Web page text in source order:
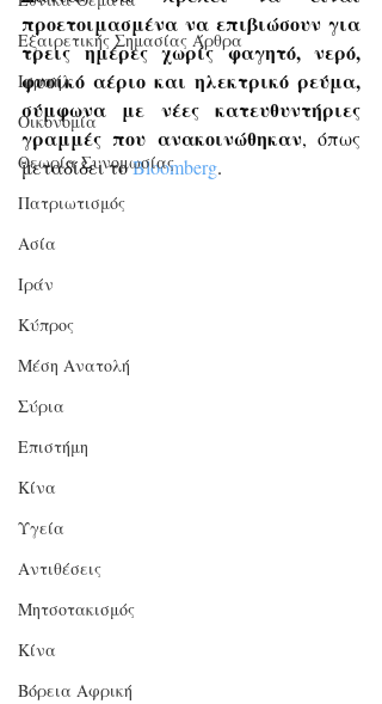
Εξαιρετικής Σημασίας Άρθρα
Ισραήλ
Οικονομία
Θεωρία Συνομωσίας
Πατριωτισμός
Ασία
Ιράν
Κύπρος
Μέση Ανατολή
Σύρια
Επιστήμη
Kίνα
Υγεία
Aντιθέσεις
Μητσοτακισμός
Κίνα
Βόρεια Αφρική
προετοιμασμένα να επιβιώσουν για
τρεις ημέρες χωρίς φαγητό, νερό,
φυσικό αέριο και ηλεκτρικό ρεύμα,
σύμφωνα με νέες κατευθυντήριες
γραμμές που ανακοινώθηκαν, όπως
μεταδίδει τοBloomberg.